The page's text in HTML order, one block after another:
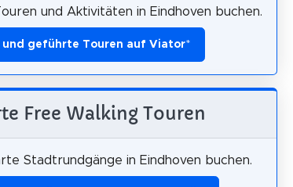
und Aktivitäten in Eindhoven buchen.
und geführte Touren auf Viator*
Free Walking Touren
Stadtrundgänge in Eindhoven buchen.